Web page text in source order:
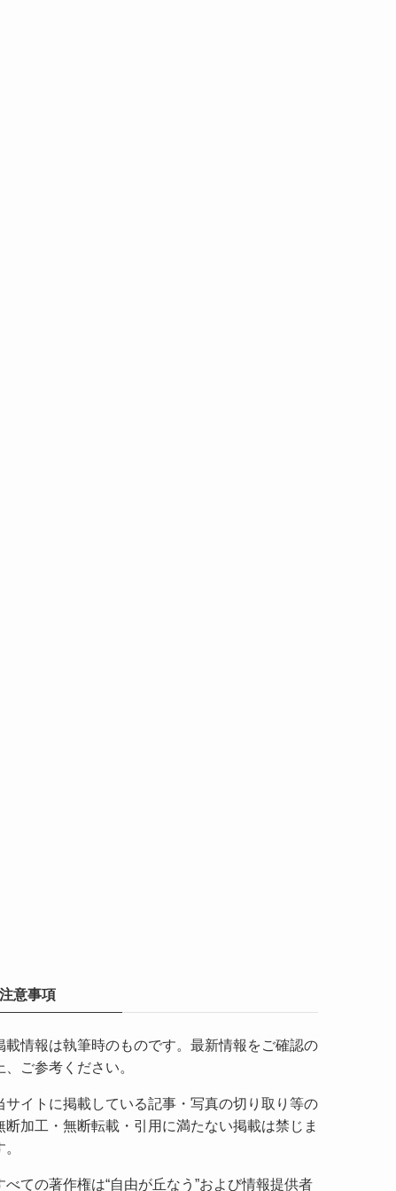
注意事項
載情報は執筆時のものです。最新情報をご確認の
上、ご参考ください。
サイトに掲載している記事・写真の切り取り等の
断加工・無断転載・引用に満たない掲載は禁じま
。
べての著作権は“自由が丘なう”および情報提供者